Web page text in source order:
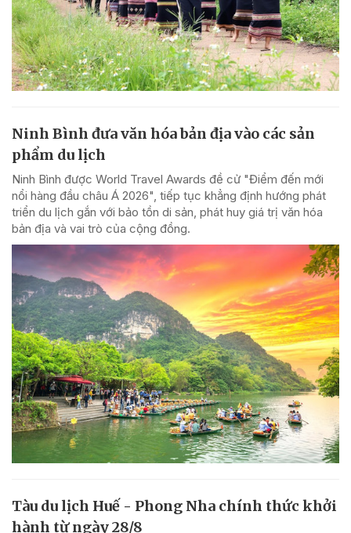
Ninh Bình đưa văn hóa bản địa vào các sản
phẩm du lịch
Ninh Bình được World Travel Awards đề cử "Điểm đến mới
nổi hàng đầu châu Á 2026", tiếp tục khẳng định hướng phát
triển du lịch gắn với bảo tồn di sản, phát huy giá trị văn hóa
bản địa và vai trò của cộng đồng.
Tàu du lịch Huế - Phong Nha chính thức khởi
hành từ ngày 28/8